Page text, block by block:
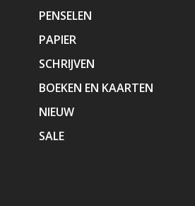
PENSELEN
PAPIER
SCHRIJVEN
BOEKEN EN KAARTEN
NIEUW
SALE